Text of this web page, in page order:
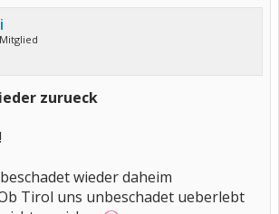
zurueck
wieder daheim
Tirol uns unbeschadet ueberlebt